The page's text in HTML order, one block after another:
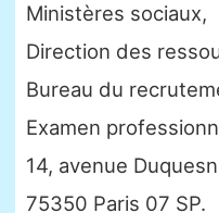
Ministères sociaux,
Direction des
Bureau du
Examen
14, avenue
75350 Paris 07 SP.